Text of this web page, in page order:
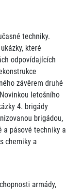
techniky.
které
odpovídajících
závěrem druhé
letošního
4. brigády
brigádou,
a pásové techniky a
chemiky a
armády,